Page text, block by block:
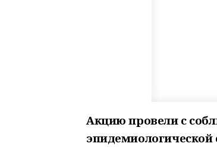
Акцию провели с
эпидемиологической